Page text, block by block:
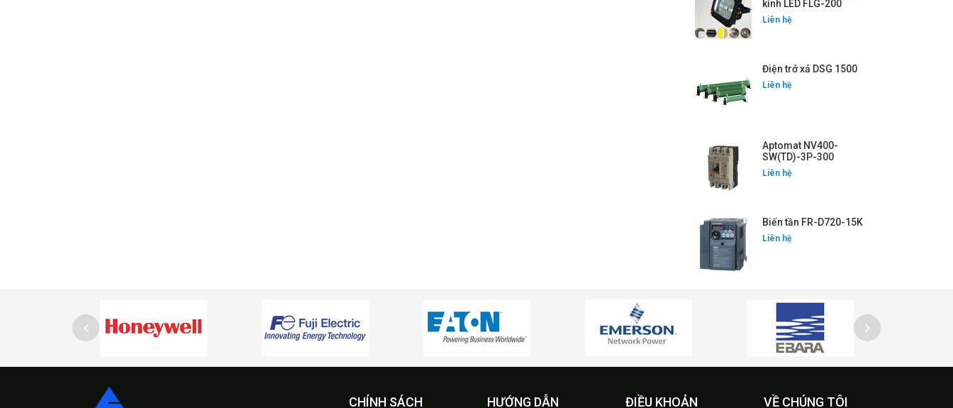
kính LED FLG-200
Liên hệ
Điện trở xả DSG 1500
Liên hệ
Aptomat NV400-
SW(TD)-3P-300
Liên hệ
Biến tần FR-D720-15K
Liên hệ
CHÍNH SÁCH HƯỚNG DẪN ĐIỀU KHOẢN VỀ CHÚNG TÔI